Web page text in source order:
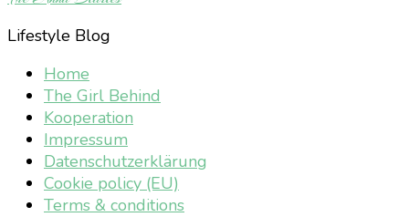
Lifestyle Blog
Home
The Girl Behind
Kooperation
Impressum
Datenschutzerklärung
Cookie policy (EU)
Terms & conditions